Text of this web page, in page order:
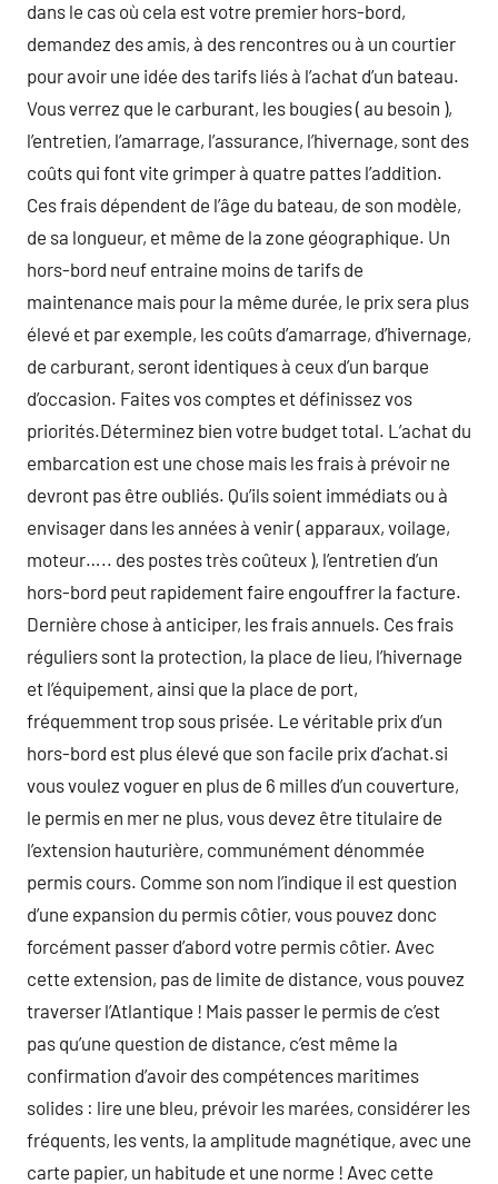
dans le cas où cela est votre premier hors-bord,
demandez des amis, à des rencontres ou à un courtier
pour avoir une idée des tarifs liés à l’achat d’un bateau.
Vous verrez que le carburant, les bougies ( au besoin ),
l’entretien, l’amarrage, l’assurance, l’hivernage, sont des
coûts qui font vite grimper à quatre pattes l’addition.
Ces frais dépendent de l’âge du bateau, de son modèle,
de sa longueur, et même de la zone géographique. Un
hors-bord neuf entraine moins de tarifs de
maintenance mais pour la même durée, le prix sera plus
élevé et par exemple, les coûts d’amarrage, d’hivernage,
de carburant, seront identiques à ceux d’un barque
d’occasion. Faites vos comptes et définissez vos
priorités.Déterminez bien votre budget total. L’achat du
embarcation est une chose mais les frais à prévoir ne
devront pas être oubliés. Qu’ils soient immédiats ou à
envisager dans les années à venir ( apparaux, voilage,
moteur….. des postes très coûteux ), l’entretien d’un
hors-bord peut rapidement faire engouffrer la facture.
Dernière chose à anticiper, les frais annuels. Ces frais
réguliers sont la protection, la place de lieu, l’hivernage
et l’équipement, ainsi que la place de port,
fréquemment trop sous prisée. Le véritable prix d’un
hors-bord est plus élevé que son facile prix d’achat.si
vous voulez voguer en plus de 6 milles d’un couverture,
le permis en mer ne plus, vous devez être titulaire de
l’extension hauturière, communément dénommée
permis cours. Comme son nom l’indique il est question
d’une expansion du permis côtier, vous pouvez donc
forcément passer d’abord votre permis côtier. Avec
cette extension, pas de limite de distance, vous pouvez
traverser l’Atlantique ! Mais passer le permis de c’est
pas qu’une question de distance, c’est même la
confirmation d’avoir des compétences maritimes
solides : lire une bleu, prévoir les marées, considérer les
fréquents, les vents, la amplitude magnétique, avec une
carte papier, un habitude et une norme ! Avec cette